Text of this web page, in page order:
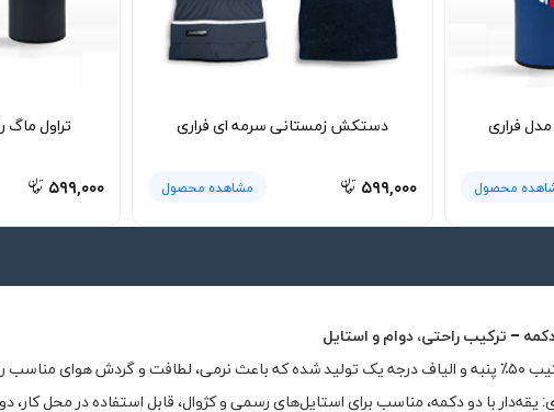
فراری
محصول
دستکش زمستانی سرمه ای فراری
۵۹۹,۰۰۰ مشاهده محصول
تراول
۵۹۹,۰۰۰
– ترکیب راحتی، دوام و استایل
روی پوست می‌شود.
یقه‌دار با دو دکمه، مناسب برای استایل‌های رسمی و کژوال، قابل استفاده در محل کار،